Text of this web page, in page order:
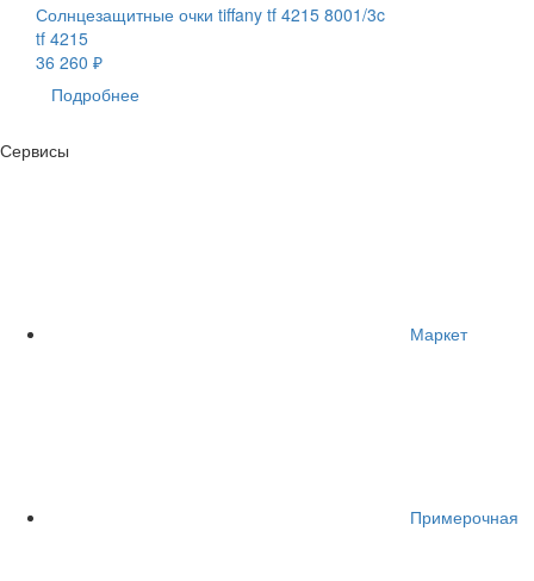
Солнцезащитные очки tiffany tf 4215 8001/3c
tf 4215
36 260 ₽
Подробнее
Сервисы
Маркет
Примерочная